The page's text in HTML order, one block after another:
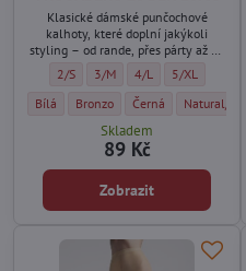
Klasické dámské punčochové
kalhoty, které doplní jakýkoli
styling – od rande, přes párty až po
kancelářský dress code.
Klasické dámské punčochy
2/S Klasické dámské punčochy
3/M Klasické dámské
4/L Klasické
5/XL
Klasické dámské punčochy
Bílá Klasické dámské punčochy
Bronzo Klasické dámské
Černá Klasické
Natural/
Skladem
89 Kč
Zobrazit